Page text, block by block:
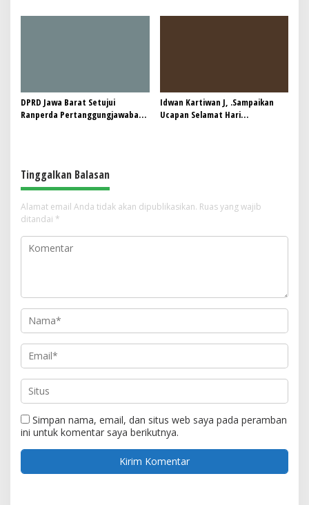
Kemanusiaan
DPRD Jawa Barat Setujui
Ranperda Pertanggungjawaban
Idwan Kartiwan J, .Sampaikan
Ucapan Selamat Hari
Tinggalkan Balasan
Alamat email Anda tidak akan dipublikasikan. Ruas yang wajib
ditandai *
Simpan nama, email, dan situs web saya pada peramban
ini untuk komentar saya berikutnya.